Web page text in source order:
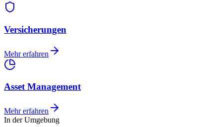
Versicherungen
Mehr erfahren
Asset Management
Mehr erfahren
In der Umgebung